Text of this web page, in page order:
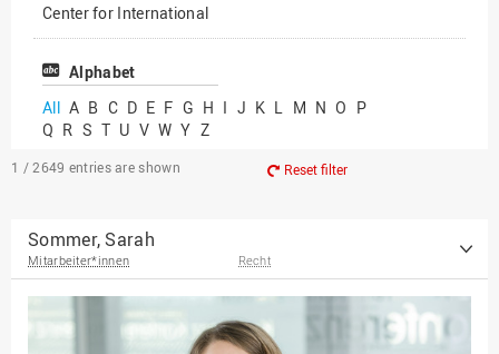
Center for International
Mobility
Center for International
Chancengerechtigkeit
eLearning Competence
Fakultät
Agrarwissenschaften und
Landschaftsarchitektur
Professor*innen im
Alphabet
All A B C D E F G H I J K L M N O P
Q R S T U V W Y Z
1 / 2649 entries are shown Reset filter
Sommer, Sarah
Mitarbeiter*innen Recht